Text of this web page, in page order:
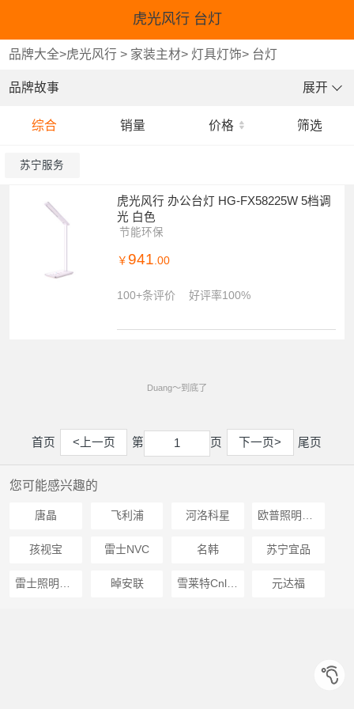
虎光风行 台灯
品牌大全>虎光风行 > 家装主材> 灯具灯饰> 台灯
品牌故事 展开
综合 销量 价格 筛选
苏宁服务
虎光风行 办公台灯 HG-FX58225W 5档调
光 白色
节能环保
￥ 941.00
100+条评价 好评率100%
Duang～到底了
首页 <上一页 第
1
1
页 下一页> 尾页
您可能感兴趣的
唐晶 飞利浦 河洛科星 欧普照明OPPLE
孩视宝 雷士NVC 名韩 苏宁宜品
晫安联 雪莱特Cnlight 元达福